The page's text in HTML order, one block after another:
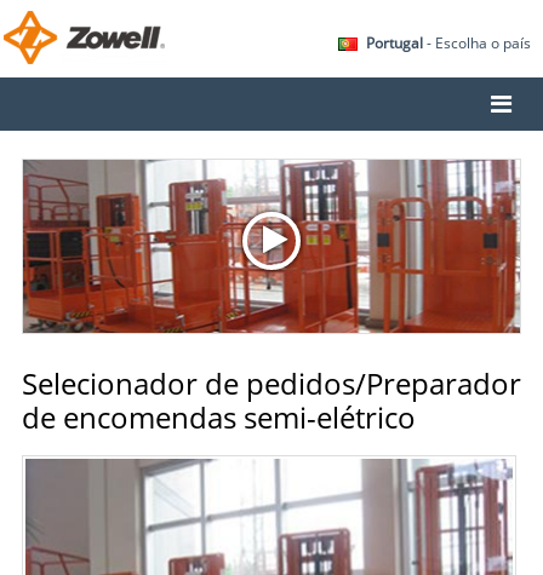
Portugal- Escolha o país
Selecionador de pedidos/Preparador
de encomendas semi-elétrico